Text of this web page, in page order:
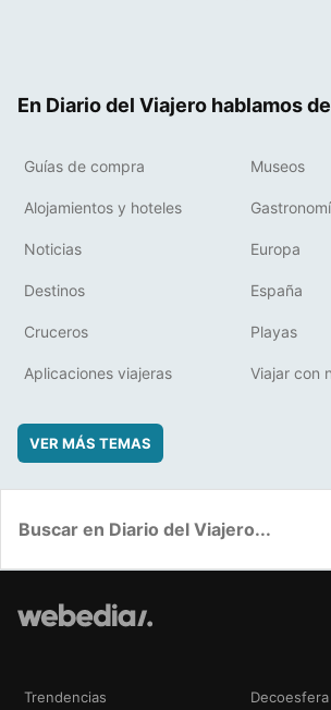
En Diario del Viajero hablamos
Guías de compra Museos
Alojamientos y hoteles
Noticias Europa
Destinos España
Cruceros Playas
Aplicaciones viajeras Viajar con
VER MÁS TEMAS
Trendencias Decoesfera